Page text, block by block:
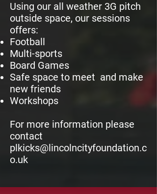
Using our all weather 3G pitch
outside space, our sessions
offers:
Football
Multi-sports
Board Games
Safe space to meet and make
new friends
Workshops
For more information please
contact
plkicks@lincolncityfoundation.c
o.uk